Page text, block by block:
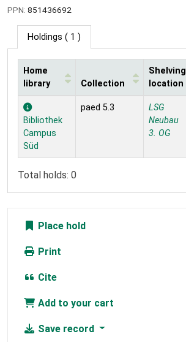
PPN: 851436692
Holdings ( 1 )
Holdings
Home
library
Collection
Shelving
location
Bibliothek
Campus
Süd
paed 5.3
LSG
Neubau
3. OG
Total holds: 0
Place hold
Print
Cite
Add to your cart
Save record